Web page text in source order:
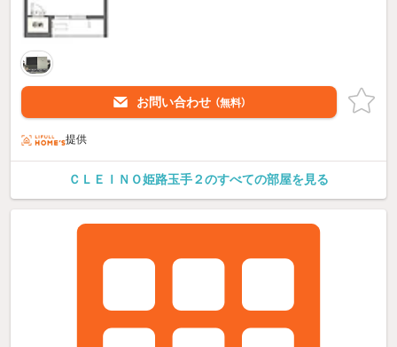
お問い合わせ （無料）
提供
ＣＬＥＩＮＯ姫路玉手２のすべての部屋を見る